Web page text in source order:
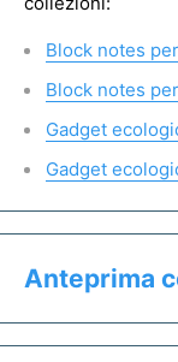
Block notes
Block notes
Gadget
Gadget
Anteprima
Clicca il pulsante